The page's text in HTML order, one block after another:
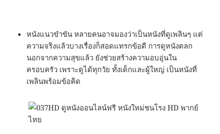
หนังแนวขำขัน หลายคนอาจมองว่าเป็นหนังที่ดูเพลินๆ แต่
ความจริงแล้วบางเรื่องก็สอดแทรกข้อดี การดูหนังตลก
นอกจากความสุขแล้ว ยังช่วยสร้างความอบอุ่นใน
ครอบครัว เพราะดูได้ทุกวัย ทั้งเด็กและผู้ใหญ่ เป็นหนังที่
เพลินพร้อมข้อคิด